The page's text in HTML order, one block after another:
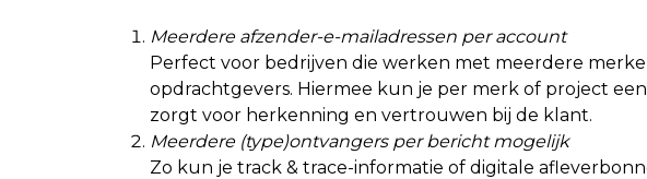
Meerdere afzender-e-mailadressen per account
Perfect voor bedrijven die werken met meerdere
opdrachtgevers. Hiermee kun je per merk of project
zorgt voor herkenning en vertrouwen bij de klant.
Meerdere (type)ontvangers per bericht mogelijk
Zo kun je track & trace-informatie of digitale